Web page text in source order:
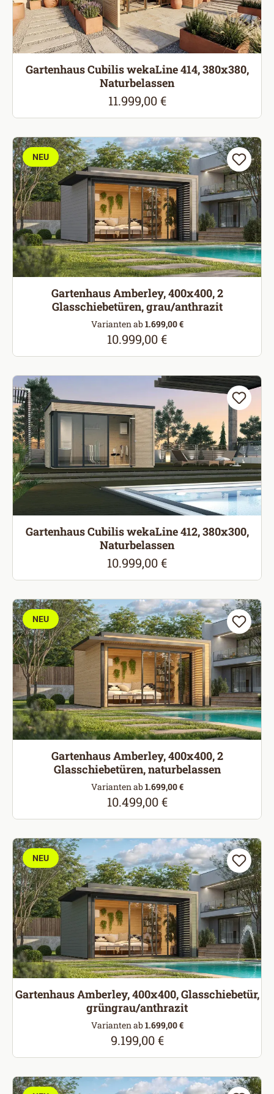
Gartenhaus Cubilis wekaLine 414, 380x380,
Naturbelassen
Regulärer Preis:
11.999,00 €
NEU
Gartenhaus Amberley, 400x400, 2
Glasschiebetüren, grau/anthrazit
Varianten ab1.699,00 €
Regulärer Preis:
10.999,00 €
Gartenhaus Cubilis wekaLine 412, 380x300,
Naturbelassen
Regulärer Preis:
10.999,00 €
NEU
Gartenhaus Amberley, 400x400, 2
Glasschiebetüren, naturbelassen
Varianten ab1.699,00 €
Regulärer Preis:
10.499,00 €
NEU
Gartenhaus Amberley, 400x400, Glasschiebetür,
grüngrau/anthrazit
Varianten ab1.699,00 €
Regulärer Preis:
9.199,00 €